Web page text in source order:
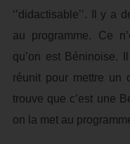
‘’didactisable’’. Il y a
au programme. Ce
qu’on est Béninoise.
réunit pour mettre un
trouve que c’est une
on la met au